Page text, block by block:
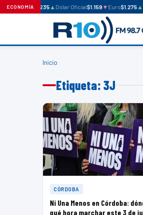
ECONOMÍA
Dólar Blue$1.235▲Dólar Oficial$1.159▼Euro$1.275▲
Inicio
Etiqueta: 3J
CÓRDOBA
Ni Una Menos en Córdoba:
qué hora marchar este 3 de